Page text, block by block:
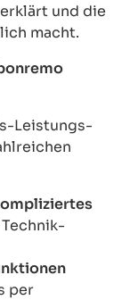
und die
macht.
Leistungs-
per